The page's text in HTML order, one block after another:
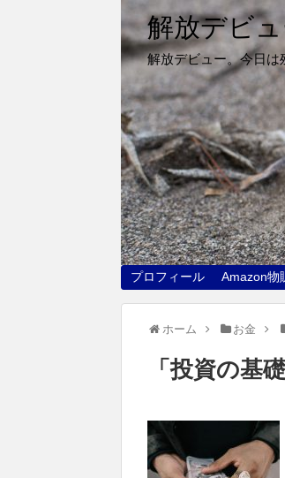
解放デビ
解放デビュー。今日
プロフィール Amazon物
ホーム お金
「投資の基礎